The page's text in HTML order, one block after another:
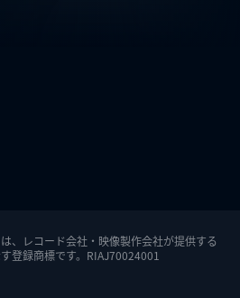
、レコード会社・映像製作会社が提供する
登録商標です。RIAJ70024001